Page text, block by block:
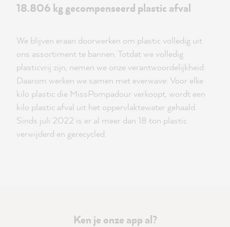
18.806 kg gecompenseerd plastic afval
We blijven eraan doorwerken om plastic volledig uit
ons assortiment te bannen. Totdat we volledig
plasticvrij zijn, nemen we onze verantwoordelijkheid.
Daarom werken we samen met everwave: Voor elke
kilo plastic die MissPompadour verkoopt, wordt een
kilo plastic afval uit het oppervlaktewater gehaald.
Sinds juli 2022 is er al meer dan 18 ton plastic
verwijderd en gerecycled.
Ken je onze app al?